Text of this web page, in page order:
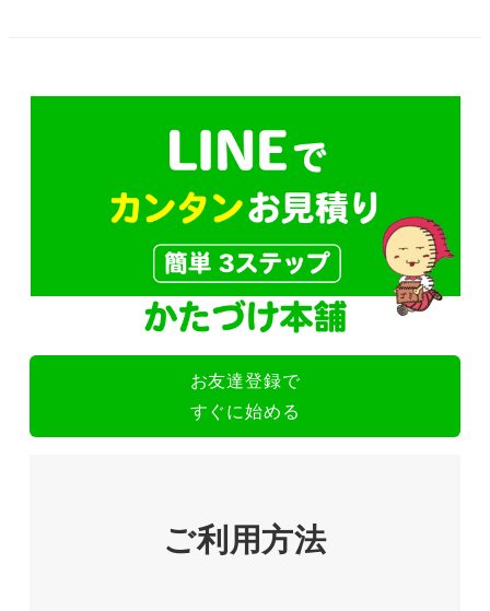
お友達登録で
すぐに始める
ご利用方法